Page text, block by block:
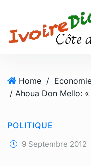
Home /
POLITIQUE
9 Septembre 2012